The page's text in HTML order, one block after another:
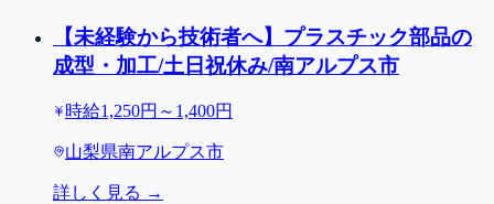
【未経験から技術者へ】プラスチック部品の
成型・加工/土日祝休み/南アルプス市
時給1,250円～1,400円
山梨県南アルプス市
詳しく見る →